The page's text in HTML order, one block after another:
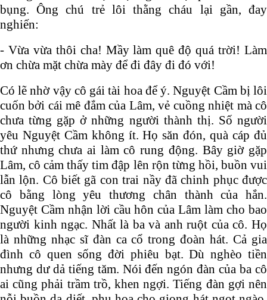
bụng. Ông chú trẻ lôi thằng cháu lại gần, đay
nghiến:
- Vừa vừa thôi cha! Mầy làm quê độ quá trời! Làm
ơn chừa mặt chừa mày để đi đây đi đó với!
Có lẽ nhờ vậy cô gái tài hoa để ý. Nguyệt Cầm bị lôi
cuốn bởi cái mê đắm của Lâm, vẻ cuồng nhiệt mà cô
chưa từng gặp ở những người thành thị. Số người
yêu Nguyệt Cầm không ít. Họ săn đón, quà cáp đủ
thứ nhưng chưa ai làm cô rung động. Bây giờ gặp
Lâm, cô cảm thấy tim đập lên rộn từng hồi, buồn vui
lẫn lộn. Cô biết gã con trai nầy đã chinh phục được
cô bằng lòng yêu thương chân thành của hắn.
Nguyệt Cầm nhận lời cầu hôn của Lâm làm cho bao
người kinh ngạc. Nhất là ba và anh ruột của cô. Họ
là những nhạc sĩ đàn ca cổ trong đoàn hát. Cả gia
đình cô quen sống đời phiêu bạt. Dù nghèo tiền
nhưng dư dả tiếng tăm. Nói đến ngón đàn của ba cô
ai cũng phải trầm trồ, khen ngợi. Tiếng đàn gợi nên